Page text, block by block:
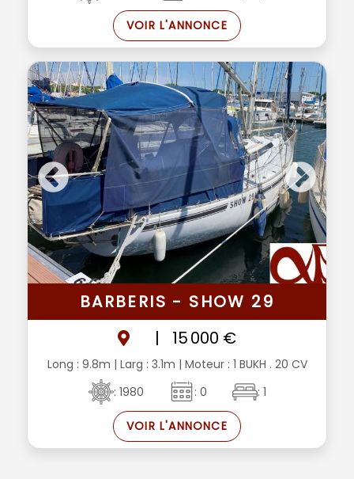
VOIR L'ANNONCE
BARBERIS - SHOW 29
|
15 000 €
Long : 9.8m | Larg : 3.1m | Moteur : 1 BUKH . 20 CV
: 1980
: 0 : 1
VOIR L'ANNONCE